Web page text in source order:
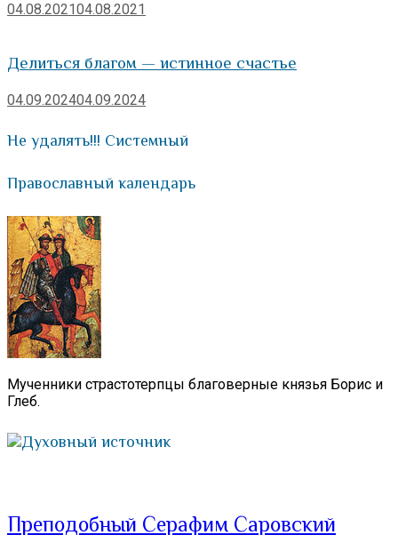
04.08.202104.08.2021
Делиться благом — истинное счастье
04.09.202404.09.2024
Не удалять!!! Системный
Православный календарь
Мученники страстотерпцы благоверные князья Борис и
Глеб.
Духовный источник
Преподобный Серафим Саровский